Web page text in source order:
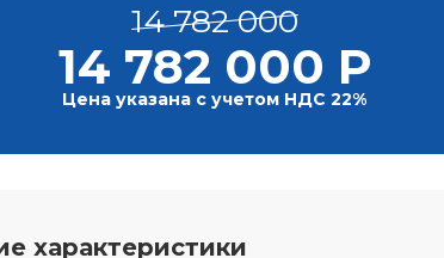
14 782 000
14 782 000 Р
Цена указана с учетом НДС 22%
характеристики